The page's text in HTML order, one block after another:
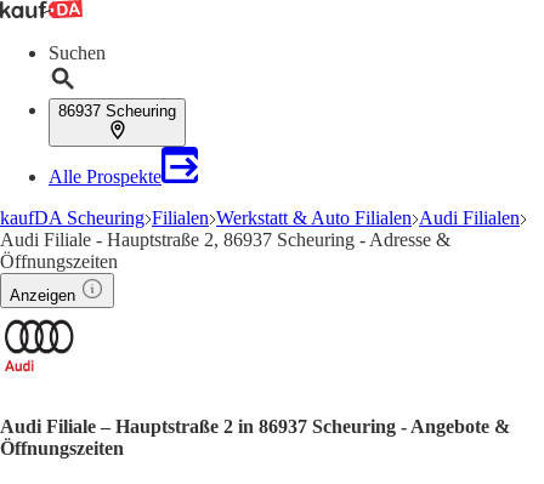
Suchen
86937 Scheuring
Alle Prospekte
kaufDA Scheuring Filialen Werkstatt & Auto Filialen Audi Filialen
Audi Filiale - Hauptstraße 2, 86937 Scheuring - Adresse &
Öffnungszeiten
Anzeigen
Audi Filiale – Hauptstraße 2 in 86937 Scheuring - Angebote &
Öffnungszeiten